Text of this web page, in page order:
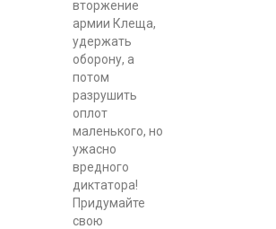
вторжение
армии Клеща,
удержать
оборону, а
потом
разрушить
оплот
маленького, но
ужасно
вредного
диктатора!
Придумайте
свою